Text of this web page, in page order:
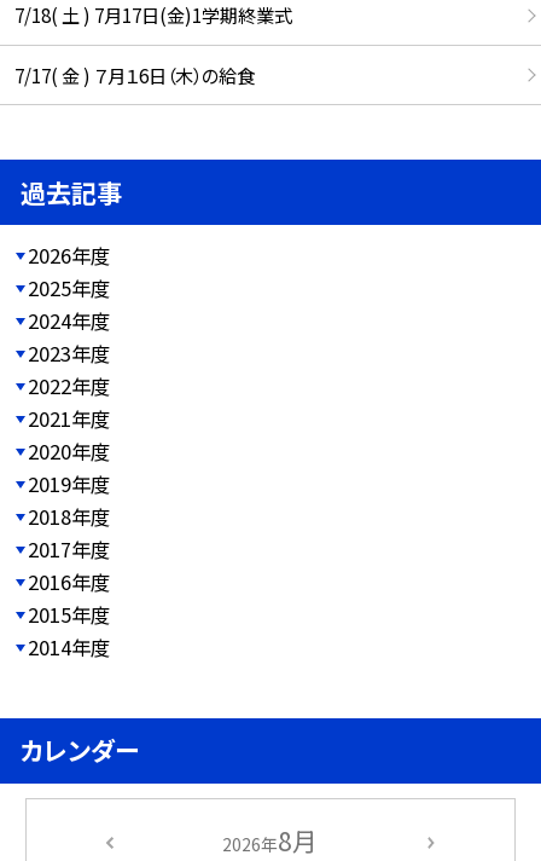
7/18( 土 ) 7月17日(金)1学期終業式
7/17( 金 ) ７月１6日（木）の給食
過去記事
2026年度
2025年度
2024年度
2023年度
2022年度
2021年度
2020年度
2019年度
2018年度
2017年度
2016年度
2015年度
2014年度
カレンダー
2026年8月